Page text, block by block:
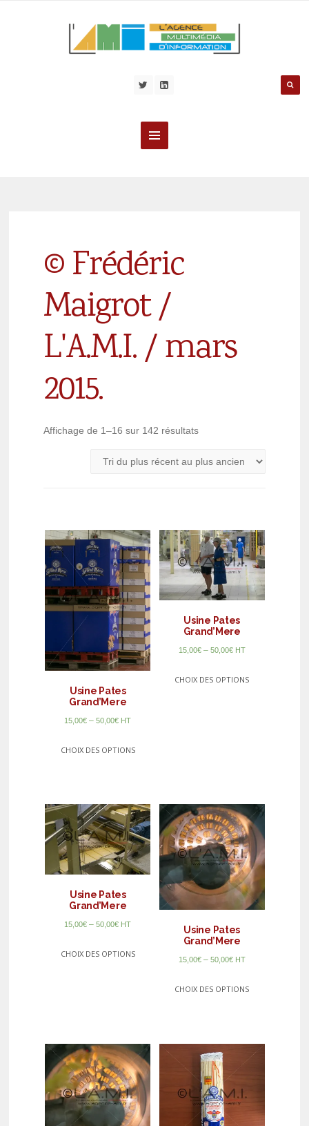
© Frédéric
Maigrot /
L'A.M.I. / mars
2015.
Affichage de 1–16 sur 142 résultats
Usine Pates
Grand’Mere
15,00€ –50,00€ HT
CHOIX DES OPTIONS
Usine Pates
Grand’Mere
15,00€– 50,00€ HT
CHOIX DES OPTIONS
Usine Pates
Grand’Mere
15,00€ –50,00€ HT
CHOIX DES OPTIONS
Usine Pates
Grand’Mere
15,00€– 50,00€ HT
CHOIX DES OPTIONS